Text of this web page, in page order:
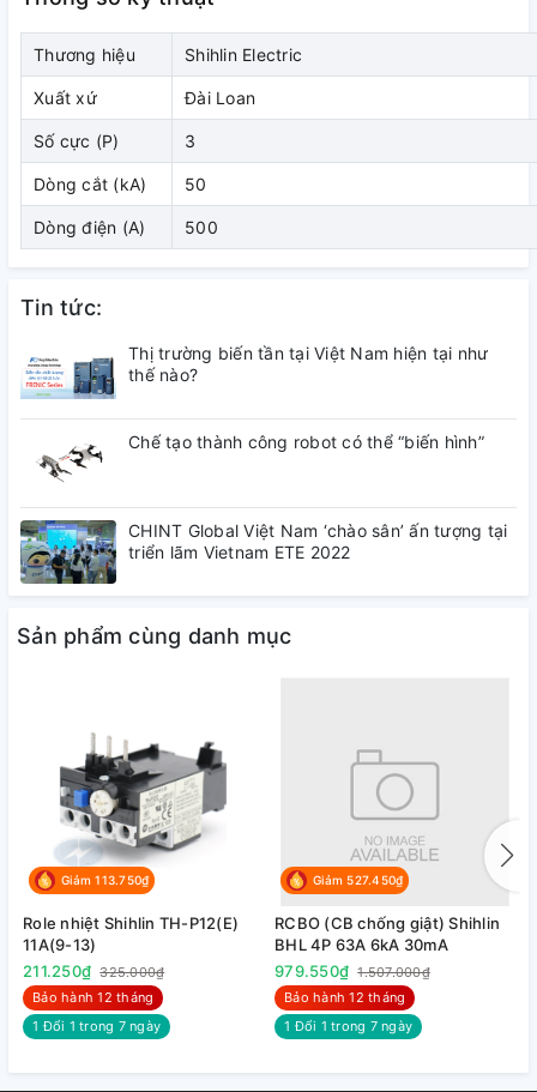
2. Diễn giải mã hàng
3. Kích thước
( đang cập nhật)
Thương hiệu Shihlin Electric
Xuất xứ Đài Loan
Số cực (P) 3
Dòng cắt (kA) 50
Dòng điện (A) 500
Tin tức:
Thị trường biến tần tại Việt Nam hiện tại như
thế nào?
Chế tạo thành công robot có thể “biến hình”
CHINT Global Việt Nam ‘chào sân’ ấn tượng tại
triển lãm Vietnam ETE 2022
Sản phẩm cùng danh mục
Giảm 113.750₫
Role nhiệt Shihlin TH-P12(E)
11A(9-13)
211.250₫ 325.000₫
Bảo hành 12 tháng
1 Đổi 1 trong 7 ngày
Giảm 527.450₫
RCBO (CB chống giật) Shihlin
BHL 4P 63A 6kA 30mA
979.550₫ 1.507.000₫
Bảo hành 12 tháng
1 Đổi 1 trong 7 ngày